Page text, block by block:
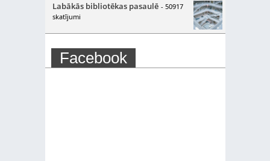
Labākās bibliotēkas pasaulē - 50917
skatījumi
Facebook